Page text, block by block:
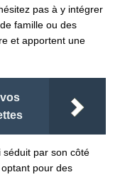
pas à y intégrer
famille ou des
et apportent une
par son côté
pour des